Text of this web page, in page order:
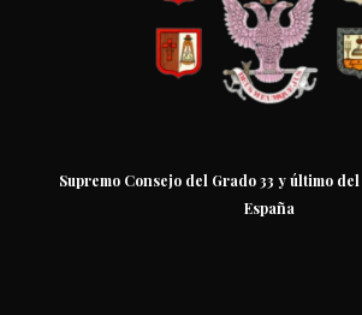
Supremo Consejo del Grado 33 y último del
España